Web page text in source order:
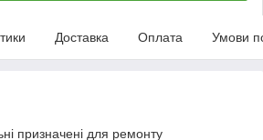
Доставка Оплата Умови
призначені для ремонту